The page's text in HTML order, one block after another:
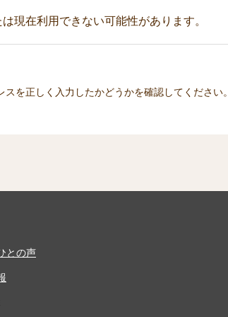
現在利用できない可能性があります。
を正しく入力したかどうかを確認してください。
との声